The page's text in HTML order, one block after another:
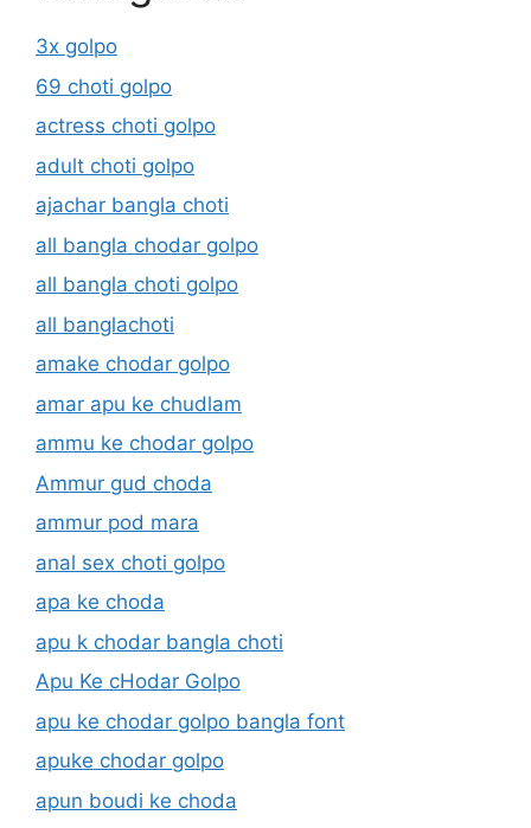
3x golpo
69 choti golpo
actress choti golpo
adult choti golpo
ajachar bangla choti
all bangla chodar golpo
all bangla choti golpo
all banglachoti
amake chodar golpo
amar apu ke chudlam
ammu ke chodar golpo
Ammur gud choda
ammur pod mara
anal sex choti golpo
apa ke choda
apu k chodar bangla choti
Apu Ke cHodar Golpo
apu ke chodar golpo bangla font
apuke chodar golpo
apun boudi ke choda